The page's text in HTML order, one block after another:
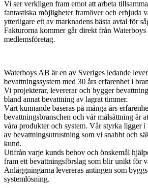
Vi ser verkligen fram emot att arbeta
fantastiska möjligheter framöver och erbjuda
ytterligare ett av marknadens bästa avtal för
Fakturorna kommer går direkt från
medlemsföretag.
Waterboys AB är en av Sveriges ledande
bevattningssystem med 30 års erfarenhet i
Vi projekterar, levererar och bygger
bland annat bevattning av lagrat timmer.
Vårt kunnande baseras på många års
bevattningsbranschen och vår målsättning är
våra produkter och system. Vår styrka ligger i
av bevattningsutrustning som vi snabbt och
kund.
Utifrån varje kunds behov och önskemål
fram ett bevattningsförslag som blir unikt för
Anläggningarna levereras antingen som
systemlösning.